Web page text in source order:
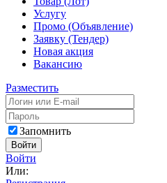
Услугу
Промо (Объявление)
Заявку (Тендер)
Новая акция
Вакансию
Разместить
Запомнить
Войти
Войти
Или: